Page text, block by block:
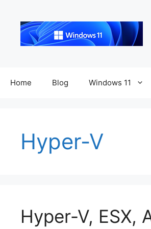
contenu
Home Blog Windows 11
Hyper-V
Hyper-V, ESX,